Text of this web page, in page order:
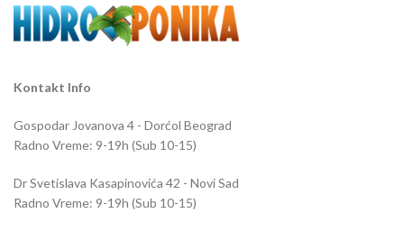
Kontakt Info
Gospodar Jovanova 4 - Dorćol Beograd
Radno Vreme: 9-19h (Sub 10-15)
Dr Svetislava Kasapinovića 42 - Novi Sad
Radno Vreme: 9-19h (Sub 10-15)